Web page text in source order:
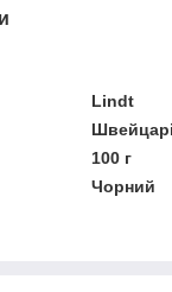
Lindt
100 г
Чорний